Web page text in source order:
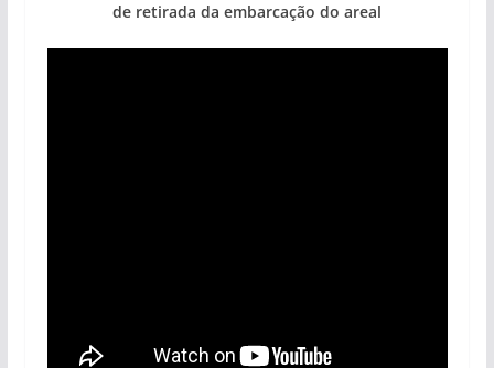
de retirada da embarcação do areal